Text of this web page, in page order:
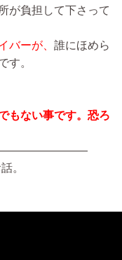
が負担して下さって
バーが、 誰にほめら
す。
もない事です。恐ろ
。